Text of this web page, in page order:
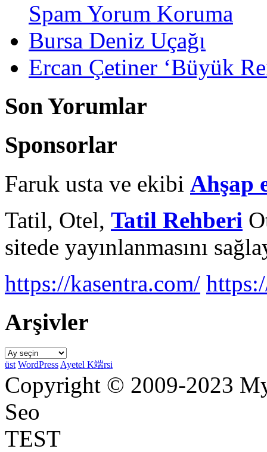
Spam Yorum Koruma
Bursa Deniz Uçağı
Ercan Çetiner ‘Büyük
Son Yorumlar
Sponsorlar
Faruk usta ve ekibi Ahşap
Tatil, Otel, Tatil Rehberi
sitede yayınlanmasını
https://kasentra.com/
Arşivler
Arşivler
üst WordPress Ayetel K端rsi
Copyright © 2009-2023
Seo
TEST